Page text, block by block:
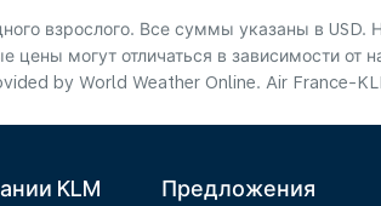
взрослого. Все суммы указаны в USD.
цены могут отличаться в зависимости от
by World Weather Online. Air France-
KLM Предложения